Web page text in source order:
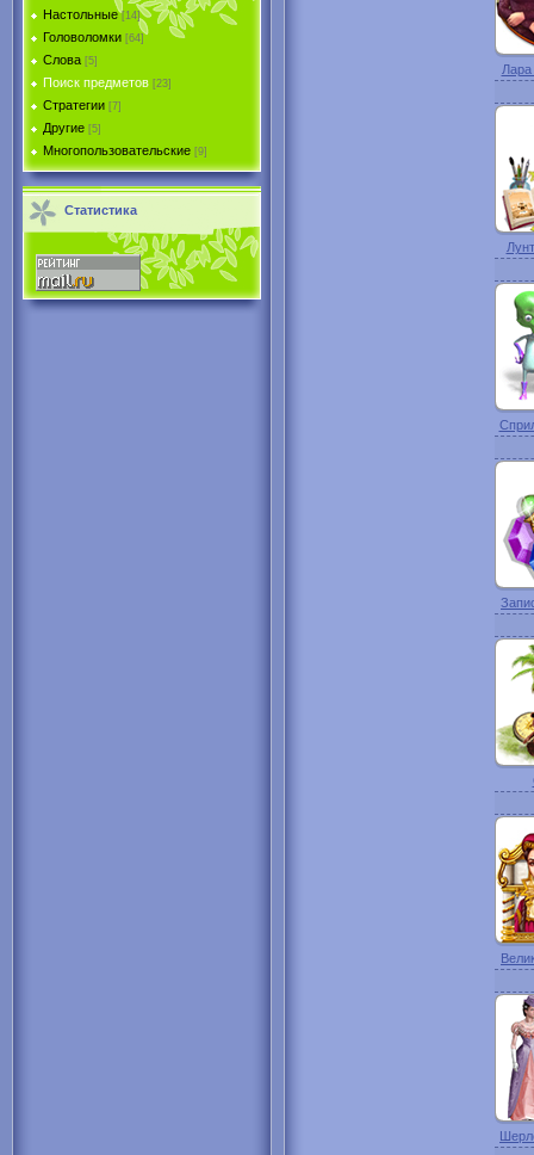
Настольные [14]
Головоломки [64]
Слова [5]
Поиск предметов [23]
Стратегии [7]
Другие [5]
Многопользовательские [9]
Статистика